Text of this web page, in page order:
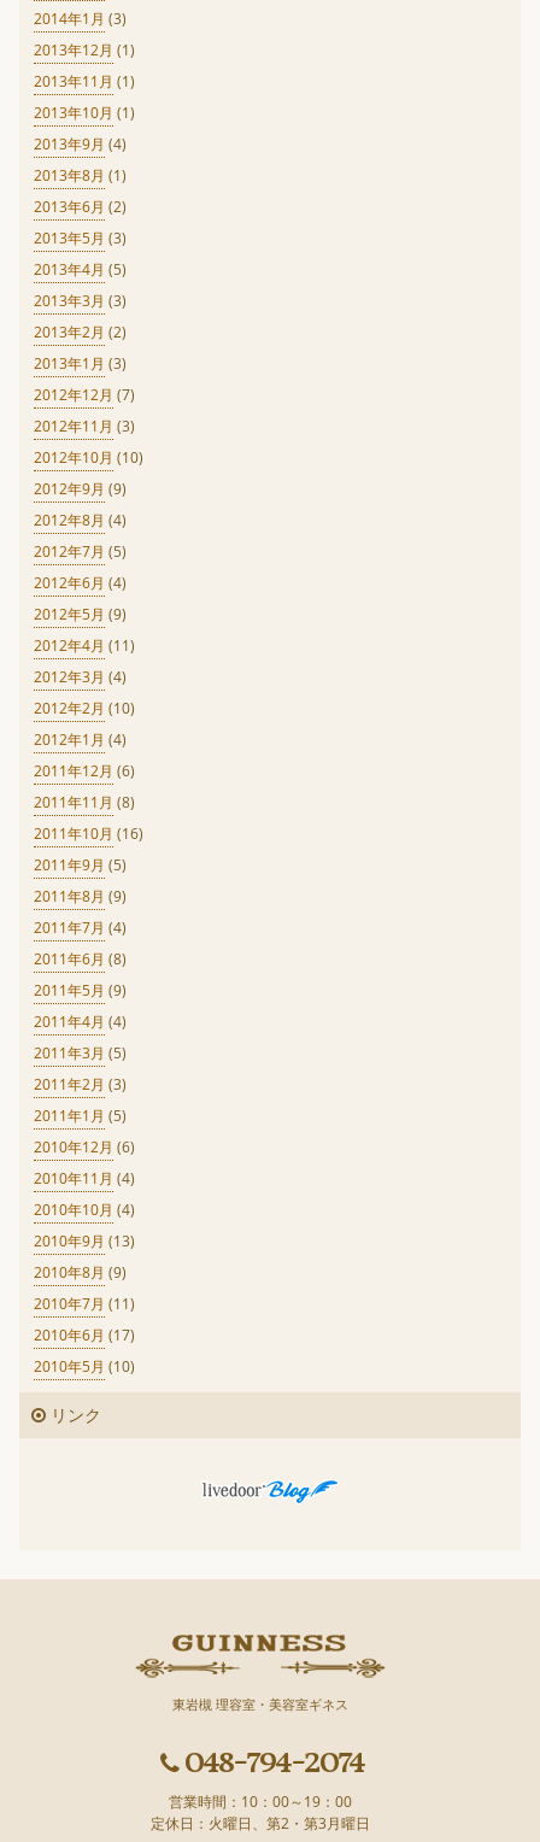
2014年1月 (3)
2013年12月 (1)
2013年11月 (1)
2013年10月 (1)
2013年9月 (4)
2013年8月 (1)
2013年6月 (2)
2013年5月 (3)
2013年4月 (5)
2013年3月 (3)
2013年2月 (2)
2013年1月 (3)
2012年12月 (7)
2012年11月 (3)
2012年10月 (10)
2012年9月 (9)
2012年8月 (4)
2012年7月 (5)
2012年6月 (4)
2012年5月 (9)
2012年4月 (11)
2012年3月 (4)
2012年2月 (10)
2012年1月 (4)
2011年12月 (6)
2011年11月 (8)
2011年10月 (16)
2011年9月 (5)
2011年8月 (9)
2011年7月 (4)
2011年6月 (8)
2011年5月 (9)
2011年4月 (4)
2011年3月 (5)
2011年2月 (3)
2011年1月 (5)
2010年12月 (6)
2010年11月 (4)
2010年10月 (4)
2010年9月 (13)
2010年8月 (9)
2010年7月 (11)
2010年6月 (17)
2010年5月 (10)
リンク
東岩槻 理容室・美容室ギネス
048-794-2074
営業時間：10：00～19：00
定休日：火曜日、第2・第3月曜日